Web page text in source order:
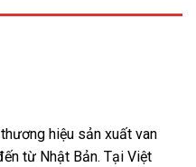
hiệu sản xuất van
từ Nhật Bản. Tại Việt